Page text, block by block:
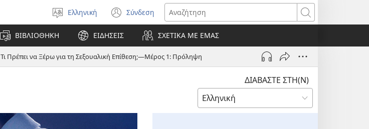
Επιλέξτε
γλώσσα
Ελληνική Σύνδεση
(ανοίγει
νέο
παράθυρο)
Αναζήτηση
ΒΙΒΛΙΟΘΗΚΗ ΕΙΔΗΣΕΙΣ ΣΧΕΤΙΚΑ ΜΕ ΕΜΑΣ
Τι Πρέπει να Ξέρω για τη Σεξουαλική Επίθεση;—Μέρος 1: Πρόληψη
ΔΙΑΒΑΣΤΕ ΣΤΗ(Ν)